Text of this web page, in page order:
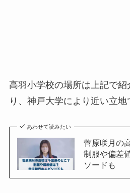
高羽小学校の場所は上記で紹
り、神戸大学により近い立地
あわせて読みたい
菅原咲月の
制服や偏差
ソードも